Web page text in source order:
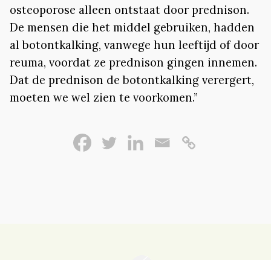
osteoporose alleen ontstaat door prednison.
De mensen die het middel gebruiken, hadden
al botontkalking, vanwege hun leeftijd of door
reuma, voordat ze prednison gingen innemen.
Dat de prednison de botontkalking verergert,
moeten we wel zien te voorkomen.”